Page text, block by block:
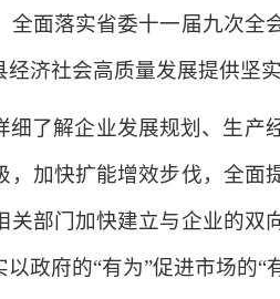
面落实省委十一届九次全
济社会高质量发展提供坚实
了解企业发展规划、生产
加快扩能增效步伐，全面
部门加快建立与企业的双
政府的“有为”促进市场的“有